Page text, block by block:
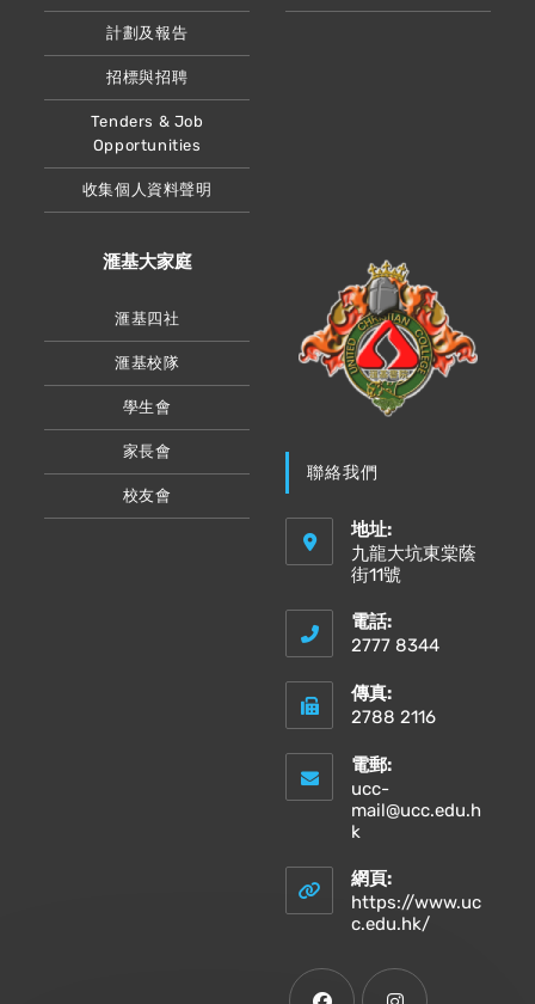
計劃及報告
招標與招聘
Tenders & Job
Opportunities
收集個人資料聲明
滙基大家庭
滙基四社
滙基校隊
學生會
家長會
校友會
聯絡我們
地址:
九龍大坑東棠蔭
街11號
電話:
2777 8344
傳真:
2788 2116
電郵:
ucc-
mail@ucc.edu.h
k
your
application
網頁:
https://www.uc
c.edu.hk/Opens